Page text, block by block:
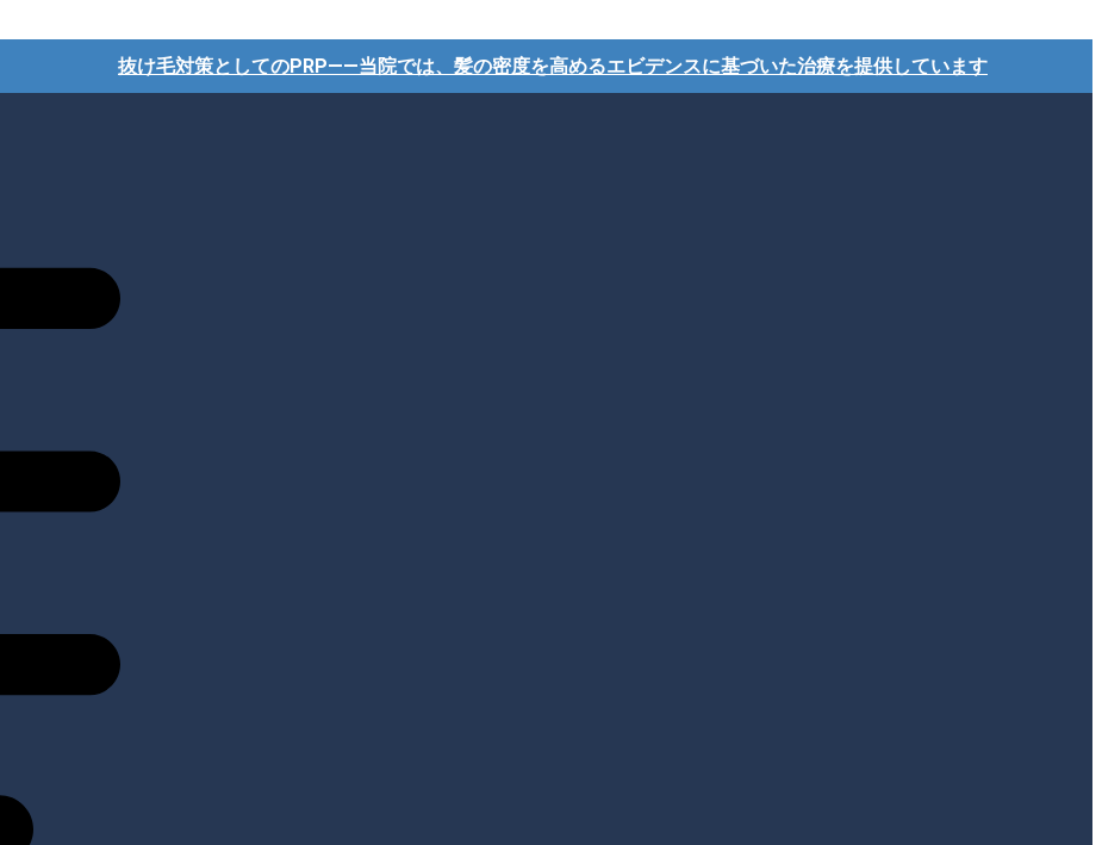
抜け毛対策としてのPRP――当院では、髪の密度を高めるエビデンスに基づいた治療を提供しています